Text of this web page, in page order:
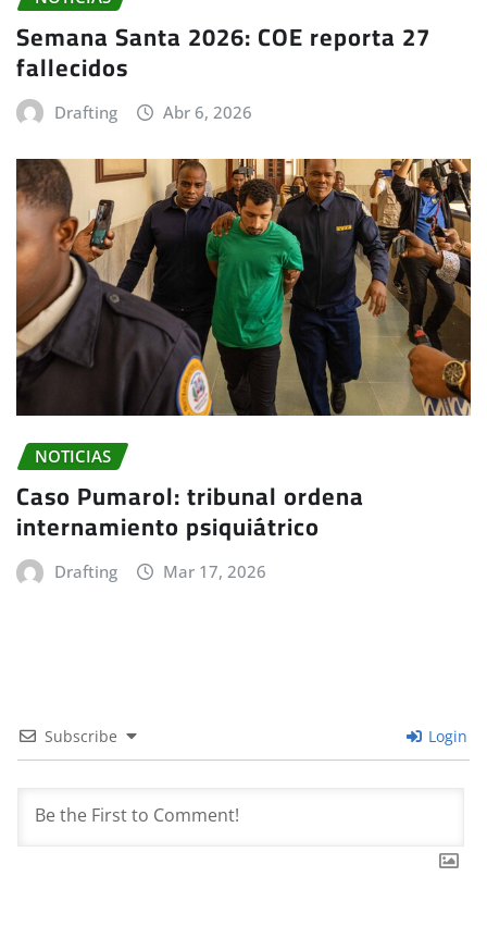
Semana Santa 2026: COE reporta 27
fallecidos
Drafting Abr 6, 2026
NOTICIAS
Caso Pumarol: tribunal ordena
internamiento psiquiátrico
Drafting Mar 17, 2026
Subscribe Login